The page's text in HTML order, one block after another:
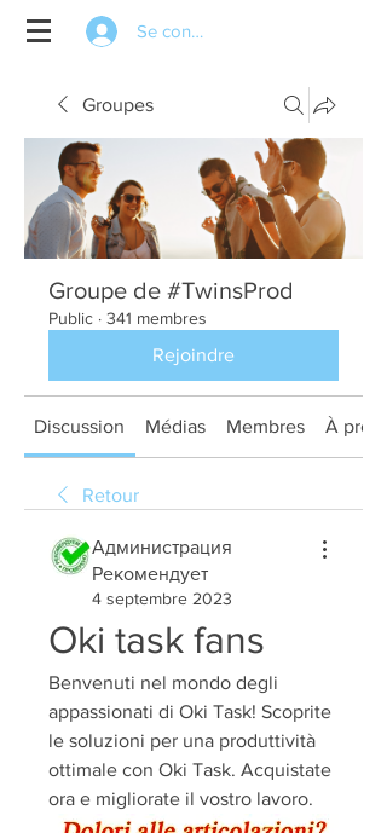
Se connecter
Groupes
Groupe de #TwinsProd
Public · 341 membres
Rejoindre
Discussion Médias Membres À
Retour
Администрация
Рекомендует
4 septembre 2023
Oki task fans
Benvenuti nel mondo degli
appassionati di Oki Task! Scoprite
le soluzioni per una produttività
ottimale con Oki Task. Acquistate
ora e migliorate il vostro lavoro.